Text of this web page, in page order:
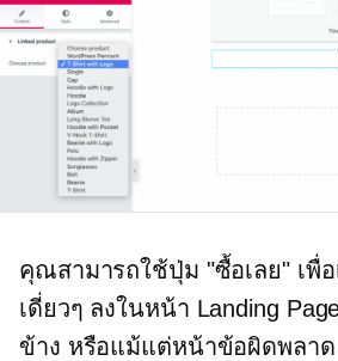
คุณสามารถใช้ปุ่ม "ซื้อเลย" เพื่
เดี่ยวๆ ลงในหน้า Landing
ข้าง หรือแม้แต่หน้าข้อผิดพลาด